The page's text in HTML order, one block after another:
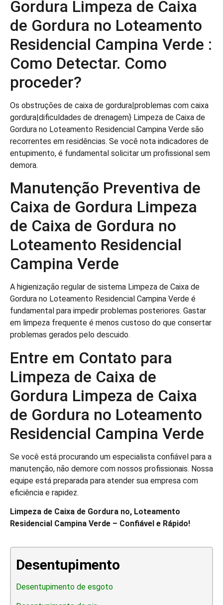
Gordura Limpeza de Caixa
de Gordura no Loteamento
Residencial Campina Verde :
Como Detectar. Como
proceder?
Os obstruções de caixa de gordura|problemas com caixa
gordura|dificuldades de drenagem} Limpeza de Caixa de
Gordura no Loteamento Residencial Campina Verde são
recorrentes em residências. Se você nota indicadores de
entupimento, é fundamental solicitar um profissional sem
demora.
Manutenção Preventiva de
Caixa de Gordura Limpeza
de Caixa de Gordura no
Loteamento Residencial
Campina Verde
A higienização regular de sistema Limpeza de Caixa de
Gordura no Loteamento Residencial Campina Verde é
fundamental para impedir problemas posteriores. Gastar
em limpeza frequente é menos custoso do que consertar
problemas gerados pelo descuido.
Entre em Contato para
Limpeza de Caixa de
Gordura Limpeza de Caixa
de Gordura no Loteamento
Residencial Campina Verde
Se você está procurando um especialista confiável para a
manutenção, não demore com nossos profissionais. Nossa
equipe está preparada para atender sua empresa com
eficiência e rapidez.
Limpeza de Caixa de Gordura no, Loteamento
Residencial Campina Verde – Confiável e Rápido!
Desentupimento
Desentupimento de esgoto